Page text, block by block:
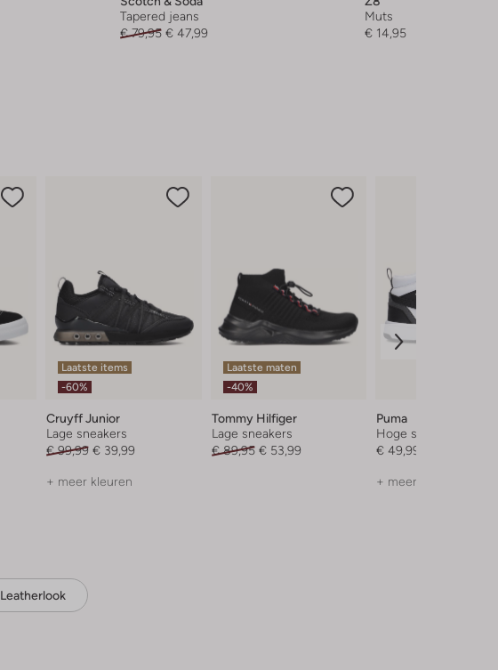
Tapered jeans
€ 79,95 € 47,99
Muts
€ 14,95
Laatste items
-60%
Cruyff Junior
Lage sneakers
€ 99,99 € 39,99
+ meer kleuren
Laatste maten
-40%
Tommy Hilfiger
Lage sneakers
€ 89,95 € 53,99
Puma
Hoge sneakers
€ 49,99
+ meer kleuren
Leatherlook